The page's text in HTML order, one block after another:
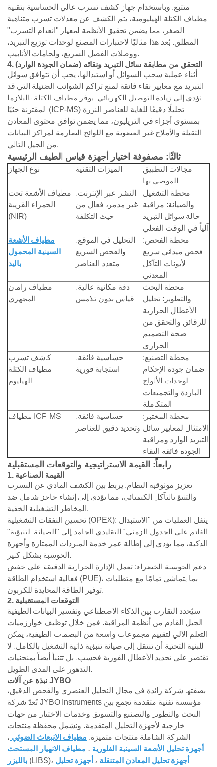
متتبع. وباستخدام جهاز كشف تسرب عالي الحساسية بتقنية
مطياف الكتلة الهيليومية، يتم الكشف عن معدلات تسرب متناهية
الصغر، مما يضمن تحقيق الأنظمة لمعيار "انعدام التسرب"
المطلق. يُعد هذا مثاليًا لاختبارات المصنع لوحدات توزيع التبريد،
ووصلات الفصل السريع، ولحامات الأنابيب.
4. التحقق من مطابقة سائل التبريد ونقائه (ضمان الجودة الوارد)
أثناء عملية سحب السوائل أو استبدالها، يجب أن تتوافق سوائل
التبريد مع معايير نقاء فائقة لمنع تراكم الشوائب الضئيلة التي قد
تؤدي إلى زيادة التوصيل الكهربائي. يوفر مطياف الكتلة بالبلازما
المقترنة حثيًا (ICP-MS) تحليلًا دقيقًا للغاية للعناصر النزرة
بمستوى أجزاء في التريليون، مما يضمن توافق محتوى المعادن
الثقيلة والأملاح غير العضوية مع اللوائح الصارمة لمراكز البيانات
من الجيل التالي.
ثالثًا: مصفوفة اختيار أجهزة قياس الطيف الرئيسية
نوع الجهاز الميزات التقنية
مجالات التطبيق
الموصى بها
مطياف الأشعة تحت
الحمراء القريبة
(NIR)
النشر عبر الإنترنت،
غير مدمر، فعال من
حيث التكلفة
محطة التشغيل
والصيانة: مراقبة
حالة سوائل التبريد
آلياً في الوقت الفعلي
مطياف الأشعة
السينية المحمول
باليد
التحليل في الموقع،
والفحص السريع
متعدد العناصر
محطة الفحص:
فحص ميداني سريع
لأيونات التآكل
المعدني
مطياف رامان
المجهري
دقة مكانية عالية،
قياس بدون تلامس
محطة البحث
والتطوير: تحليل
الأعطال الحرارية
للرقائق والتحقق من
صحة التصميم
الحراري
كاشف تسرب
مطياف الكتلة
للهيليوم
حساسية فائقة،
استجابة فورية
محطة التصنيع:
ضمان جودة الإحكام
لوحدات الألواح
الباردة والتجميعات
المتكاملة
مطياف ICP-MS
حساسية فائقة،
وتحديد دقيق للعناصر
محطة المختبر:
الامتثال لمعايير سائل
التبريد الوارد ومراقبة
الجودة فائقة النقاء
رابعاً: القيمة الاستراتيجية والتوقعات المستقبلية
1. القيمة الصناعية
تعزيز موثوقية النظام: يربط بين الكشف المادي عن التسرب
والتنبؤ بالتآكل الكيميائي، مما يؤدي إلى إنشاء حاجز شامل ضد
المخاطر التشغيلية الخفية.
تحسين النفقات التشغيلية (OPEX): ينقل العمليات من "الاستبدال
القائم على الجدول الزمني" التقليدي الجامد إلى "الصيانة التنبؤية"
الذكية، مما يؤدي إلى إطالة عمر خدمة المبردات الممتازة وأجهزة
الحوسبة بشكل كبير.
دعم الحوسبة الخضراء: تعمل الإدارة الحرارية الدقيقة على خفض
فعالية استخدام الطاقة (PUE)، بما يتماشى تمامًا مع متطلبات
توفير الطاقة المحايدة للكربون.
2. التوقعات المستقبلية
سيُحدد التقارب بين الذكاء الاصطناعي وتفسير البيانات الطيفية
الجيل القادم من أنظمة المراقبة. فمن خلال توظيف خوارزميات
التعلم الآلي لتقييم مجموعات واسعة من البصمات الطيفية، يمكن
للبنية التحتية أن تنتقل إلى صيانة تنبؤية ذاتية التشغيل بالكامل، لا
تقتصر على تحديد الأعطال الفورية فحسب، بل تتنبأ أيضاً بمنحنيات
التدهور على المدى الطويل.
نبذة عن آلات JYBO
بصفتها شركة رائدة في مجال التحليل العنصري والفحص الدقيق،
تُعدّ شركة JYBO Instruments مؤسسة تقنية متقدمة تجمع بين
البحث والتطوير والتصنيع والتسويق وخدمات الاختبار من جهات
خارجية لأجهزة التحليل المتقدمة. وتشمل محفظة منتجات
الشركة الشاملة منتجات متميزة. مطياف الانبعاث الضوئي ،
أجهزة تحليل الأشعة السينية الفلورية ، مطياف الانهيار المستحث
(LIBS)، أجهزة تحليل المعادن المتنقلة ، أجهزة تحليل